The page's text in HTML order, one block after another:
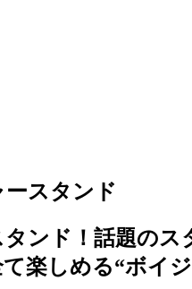
ースタンド
ンド！話題の
楽しめる“ボイ